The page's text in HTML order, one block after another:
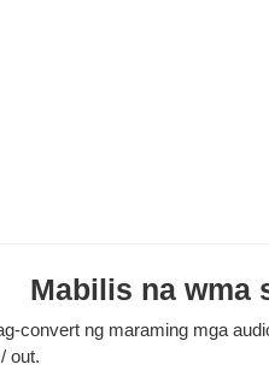
Mabilis na wma
convert ng maraming mga
out.